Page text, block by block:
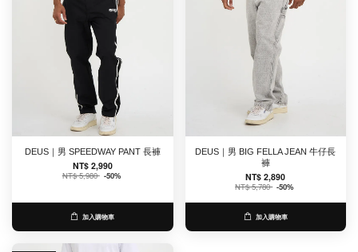
DEUS｜男 SPEEDWAY PANT 長褲
NT$ 2,990
NT$ 5,980 -50%
加入購物車
DEUS｜男 BIG FELLA JEAN 牛仔長
褲
NT$ 2,890
NT$ 5,780 -50%
加入購物車